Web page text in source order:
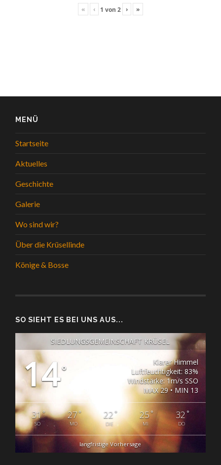
« ‹ 1 von 2 › »
MENÜ
Startseite
Aktuelles
Geschichte
Galerie
Wo sind wir?
Über die Krüsellinde
Könige & Bosse
SO SIEHT ES BEI UNS AUS...
SIEDLUNGSGEMEINSCHAFT KRÜSEL
14°
Klarer Himmel
Luftfeuchtigkeit: 83%
Windstärke: 1m/s SSO
MAX 29 • MIN 13
31°
SO
27°
MO
22 °
DIE
25°
MI
32 °
DO
langfristige Vorhersage